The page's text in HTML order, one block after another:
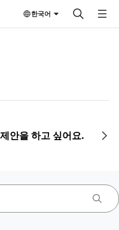
한국어
안을 하고 싶어요.